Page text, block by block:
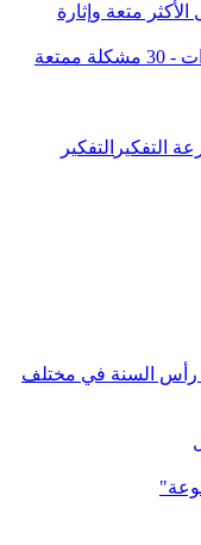
المشاكل الأكثر متعة وإثارة
التفكير التفكير
رأس السنة في مختلف